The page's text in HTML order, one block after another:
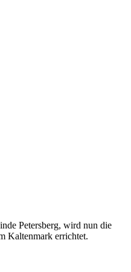
Petersberg, wird nun die
Kaltenmark errichtet.